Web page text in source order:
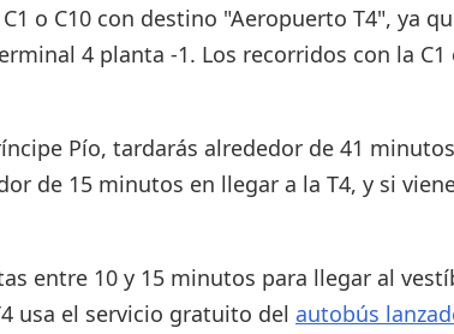
o C10 con destino "Aeropuerto T4", ya
4 planta -1. Los recorridos con la C1
Pío, tardarás alrededor de 41
de 15 minutos en llegar a la T4, y si
entre 10 y 15 minutos para llegar al
usa el servicio gratuito del autobús